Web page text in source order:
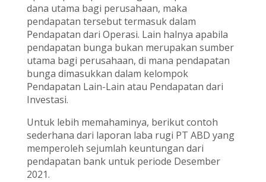
dana utama bagi perusahaan, maka
pendapatan tersebut termasuk dalam
Pendapatan dari Operasi. Lain halnya apabila
pendapatan bunga bukan merupakan sumber
utama bagi perusahaan, di mana pendapatan
bunga dimasukkan dalam kelompok
Pendapatan Lain-Lain atau Pendapatan dari
Investasi.
Untuk lebih memahaminya, berikut contoh
sederhana dari laporan laba rugi PT ABD yang
memperoleh sejumlah keuntungan dari
pendapatan bank untuk periode Desember
2021.